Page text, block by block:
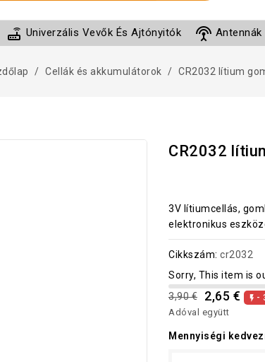
router Univerzális Vevők És Ajtónyitók settings_input_antenna Antennák
Cellák és akkumulátorok CR2032 lítium
CR2032
3V lítiumcellás,
elektronikus
Cikkszám: cr2032
Sorry, This item is
3,90 €
2,65 €  -
Adóval együtt
Mennyiségi